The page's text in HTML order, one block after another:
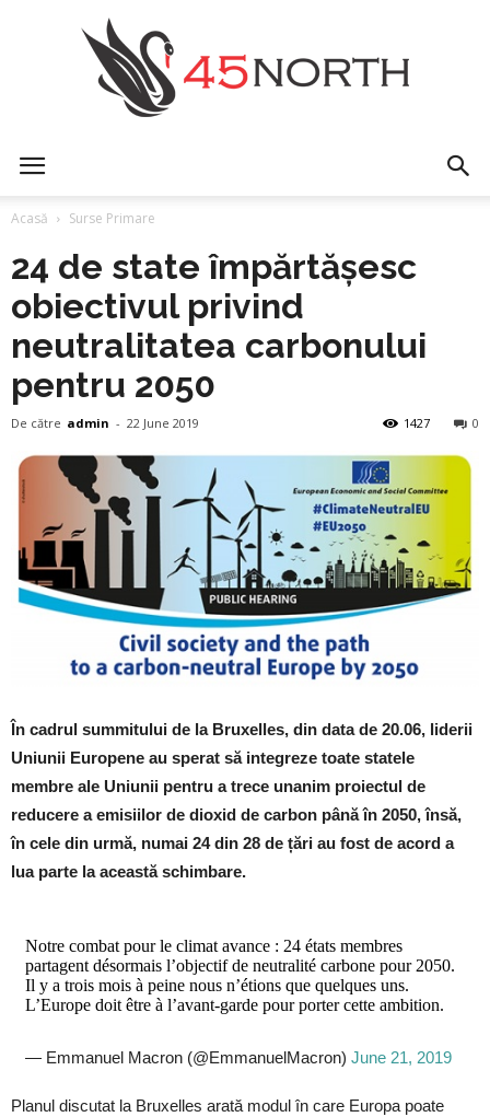
Acasă Surse Primare
24 de state împărtășesc
obiectivul privind
neutralitatea carbonului
pentru 2050
De către admin - 22 June 2019 0
1427
În cadrul summitului de la Bruxelles, din data de 20.06, liderii
Uniunii Europene au sperat să integreze toate statele
membre ale Uniunii pentru a trece unanim proiectul de
reducere a emisiilor de dioxid de carbon până în 2050, însă,
în cele din urmă, numai 24 din 28 de țări au fost de acord a
lua parte la această schimbare.
Notre combat pour le climat avance : 24 états membres
partagent désormais l’objectif de neutralité carbone pour 2050.
Il y a trois mois à peine nous n’étions que quelques uns.
L’Europe doit être à l’avant-garde pour porter cette ambition.
— Emmanuel Macron (@EmmanuelMacron) June 21, 2019
Planul discutat la Bruxelles arată modul în care Europa poate